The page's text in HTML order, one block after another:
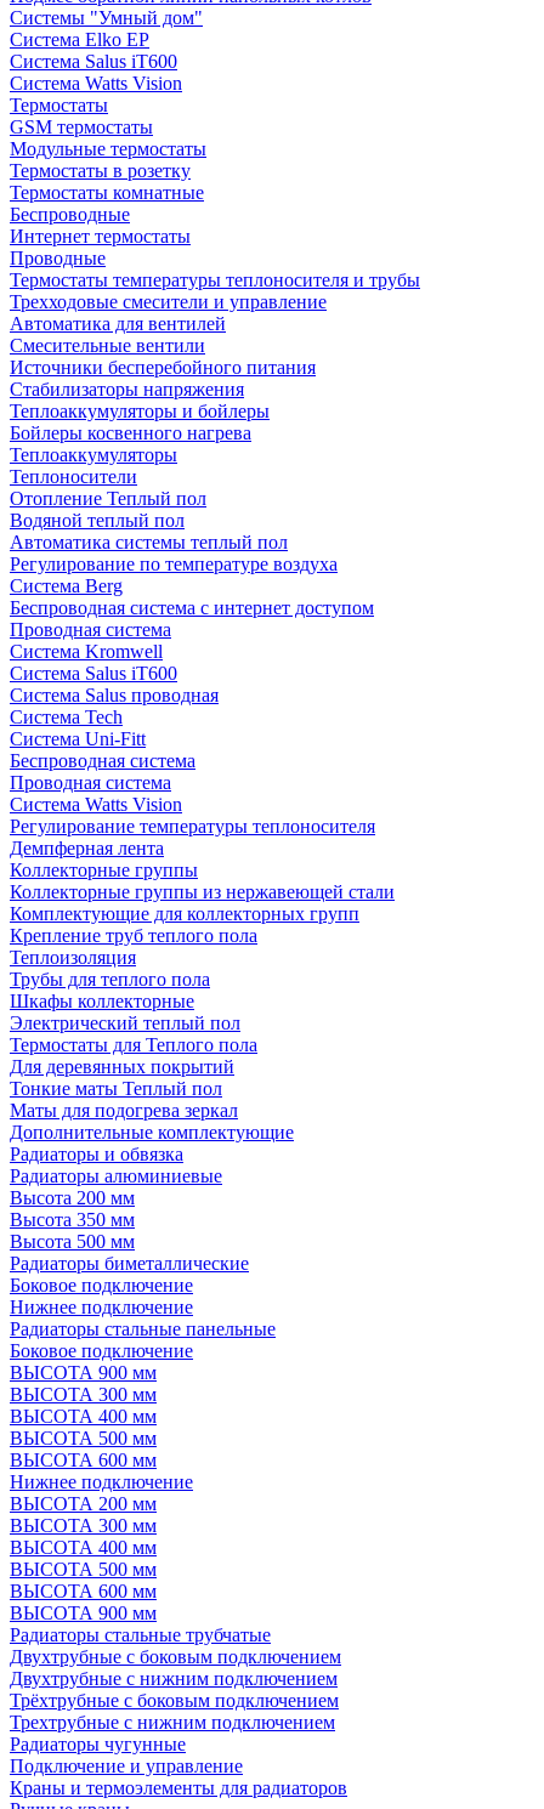
Системы "Умный дом"
Система Elko EP
Система Salus iT600
Система Watts Vision
Термостаты
GSM термостаты
Модульные термостаты
Термостаты в розетку
Термостаты комнатные
Беспроводные
Интернет термостаты
Проводные
Термостаты температуры теплоносителя и трубы
Трехходовые смесители и управление
Автоматика для вентилей
Смесительные вентили
Источники бесперебойного питания
Стабилизаторы напряжения
Теплоаккумуляторы и бойлеры
Бойлеры косвенного нагрева
Теплоаккумуляторы
Теплоносители
Отопление Теплый пол
Водяной теплый пол
Автоматика системы теплый пол
Регулирование по температуре воздуха
Система Berg
Беспроводная система с интернет доступом
Проводная система
Система Kromwell
Система Salus iT600
Система Salus проводная
Система Tech
Система Uni-Fitt
Беспроводная система
Проводная система
Система Watts Vision
Регулирование температуры теплоносителя
Демпферная лента
Коллекторные группы
Коллекторные группы из нержавеющей стали
Комплектующие для коллекторных групп
Крепление труб теплого пола
Теплоизоляция
Трубы для теплого пола
Шкафы коллекторные
Электрический теплый пол
Термостаты для Теплого пола
Для деревянных покрытий
Тонкие маты Теплый пол
Маты для подогрева зеркал
Дополнительные комплектующие
Радиаторы и обвязка
Радиаторы алюминиевые
Высота 200 мм
Высота 350 мм
Высота 500 мм
Радиаторы биметаллические
Боковое подключение
Нижнее подключение
Радиаторы стальные панельные
Боковое подключение
ВЫСОТА 900 мм
ВЫСОТА 300 мм
ВЫСОТА 400 мм
ВЫСОТА 500 мм
ВЫСОТА 600 мм
Нижнее подключение
ВЫСОТА 200 мм
ВЫСОТА 300 мм
ВЫСОТА 400 мм
ВЫСОТА 500 мм
ВЫСОТА 600 мм
ВЫСОТА 900 мм
Радиаторы стальные трубчатые
Двухтрубные с боковым подключением
Двухтрубные с нижним подключением
Трёхтрубные с боковым подключением
Трехтрубные с нижним подключением
Радиаторы чугунные
Подключение и управление
Краны и термоэлементы для радиаторов